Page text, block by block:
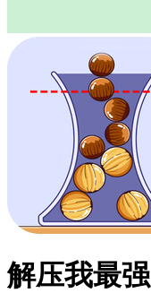
解压我最强